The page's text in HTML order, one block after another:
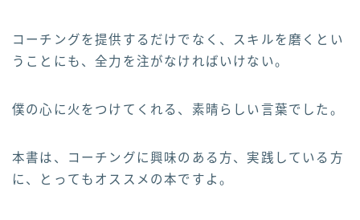
コーチングを提供するだけでなく、スキルを磨くとい
うことにも、全力を注がなければいけない。
僕の心に火をつけてくれる、素晴らしい言葉でした。
本書は、コーチングに興味のある方、実践している方
に、とってもオススメの本ですよ。